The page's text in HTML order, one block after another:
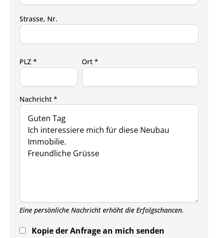
Strasse, Nr.
PLZ * Ort *
Nachricht *
Eine persönliche Nachricht erhöht die Erfolgschancen.
Kopie der Anfrage an mich senden